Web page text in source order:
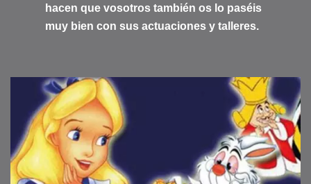
hacen que vosotros también os lo paséis
muy bien con sus actuaciones y talleres.